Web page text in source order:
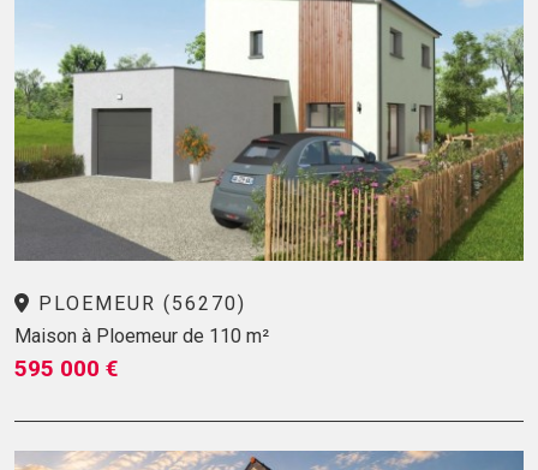
PLOEMEUR (56270)
Maison à Ploemeur de 110 m²
595 000 €